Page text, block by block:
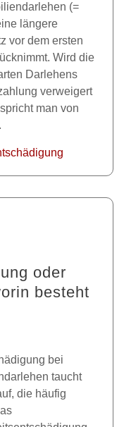
(=
längere
vor dem ersten
Wird die
Darlehens
verweigert
man von
oder
besteht
bei
taucht
die häufig